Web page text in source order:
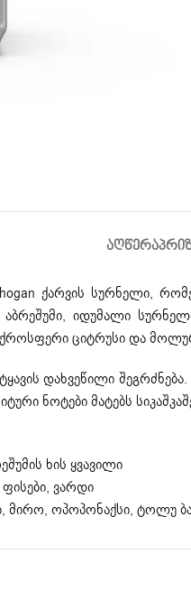
ᲐᲦᲬᲔᲠᲐ
ქარვის სურნელი,
იდუმალი სურნელი
ციტრუსი და
დახვეწილი
ნოტები მატებს
ხის ყვავილი
ფისები, ვარდი
მირო, ოპოპონაქსი, ტოლუ